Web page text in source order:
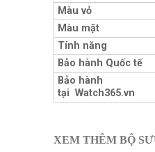
Màu vỏ
Màu mặt
Tính năng
Bảo hành Quốc tế
Bảo hành
tại Watch365.vn
XEM THÊM BỘ